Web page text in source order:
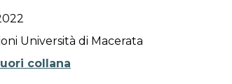
Università di Macerata
collana